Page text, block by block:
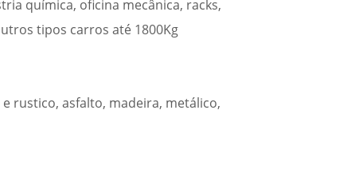
química, oficina mecânica, racks,
tipos carros até 1800Kg
rustico, asfalto, madeira, metálico,